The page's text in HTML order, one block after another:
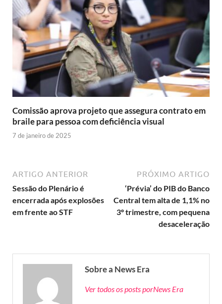
Comissão aprova projeto que assegura contrato em
braile para pessoa com deficiência visual
7 de janeiro de 2025
ARTIGO ANTERIOR
Sessão do Plenário é
encerrada após explosões
em frente ao STF
PRÓXIMO ARTIGO
‘Prévia’ do PIB do Banco
Central tem alta de 1,1% no
3º trimestre, com pequena
desaceleração
Sobre a News Era
Ver todos os posts porNews Era